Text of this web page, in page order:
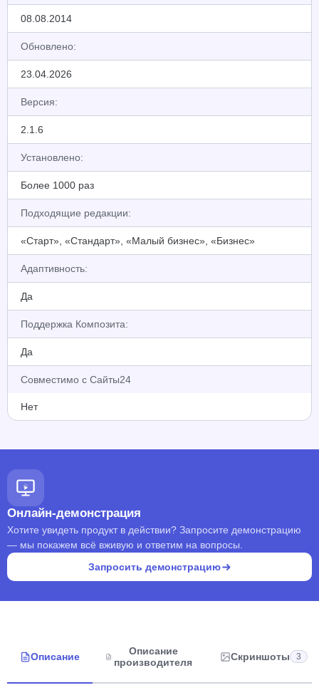
08.08.2014
Обновлено:
23.04.2026
Версия:
2.1.6
Установлено:
Более 1000 раз
Подходящие редакции:
«Старт», «Стандарт», «Малый бизнес», «Бизнес»
Адаптивность:
Да
Поддержка Композита:
Да
Совместимо с Сайты24
Нет
Онлайн-демонстрация
Хотите увидеть продукт в действии? Запросите демонстрацию
— мы покажем всё вживую и ответим на вопросы.
Запросить демонстрацию
Описание
Описание
производителя
Скриншоты 3